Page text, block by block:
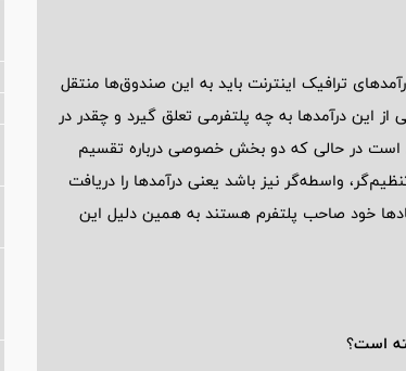
ترافیک اینترنت باید به این صندوق‌ها منتقل
درآمدها به چه پلتفرمی تعلق گیرد و چقدر در
در حالی که دو بخش خصوصی درباره تقسیم‌
واسطه‌گر نیز باشد یعنی درآمدها را دریافت
خود صاحب پلتفرم هستند به همین دلیل این
است؟